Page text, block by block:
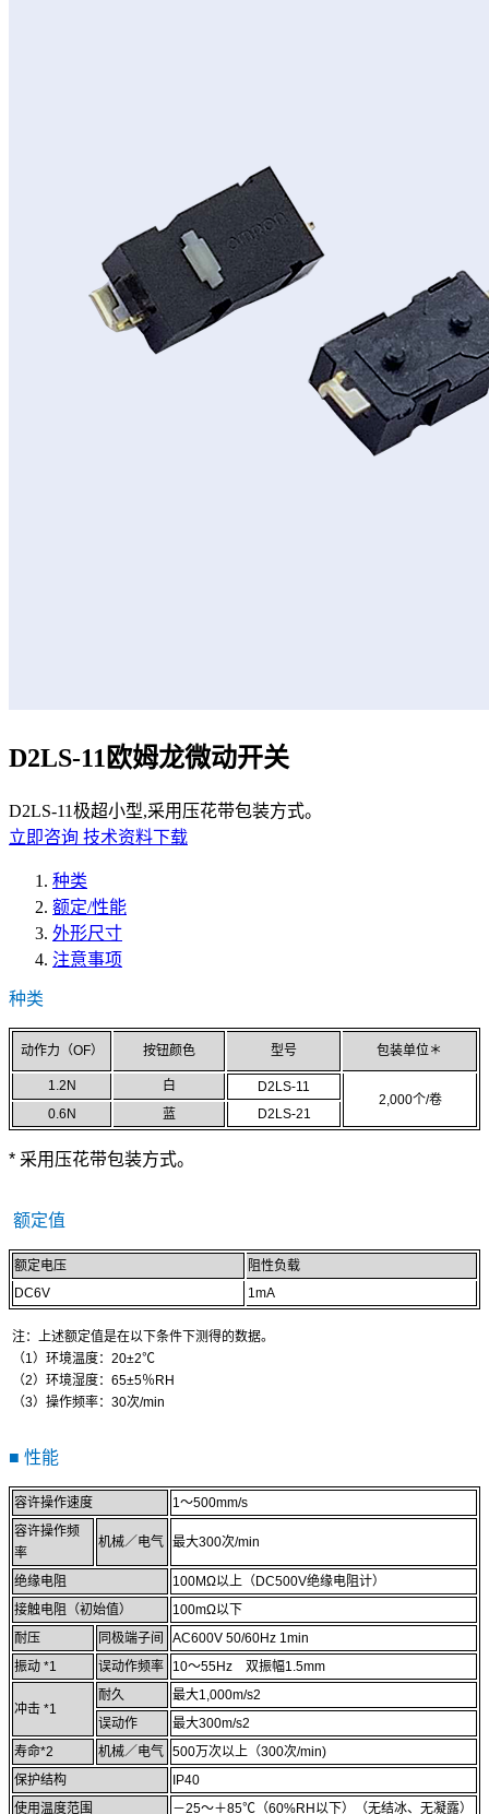
D2LS-11欧姆龙微动开关
D2LS-11极超小型,采用压花带包装方式。
立即咨询 技术资料下载
种类
额定/性能
外形尺寸
注意事项
种类
动作力（OF） 按钮颜色 型号 包装单位＊
1.2N 白
D2LS-11
2,000个/卷
0.6N
蓝 D2LS-21
* 采用压花带包装方式。
额定值
额定电压
阻性负载
DC6V
1mA
注：上述额定值是在以下条件下测得的数据。
（1）环境温度：20±2℃
（2）环境湿度：65±5％RH
（3）操作频率：30次/min
■ 性能
容许操作速度
1～500mm/s
容许操作频
率
机械／电气 最大300次/min
绝缘电阻
100MΩ以上（DC500V绝缘电阻计）
接触电阻（初始值）
100mΩ以下
耐压
同极端子间
AC600V 50/60Hz 1min
振动 *1
误动作频率 10～55Hz 双振幅1.5mm
冲击 *1
耐久
最大1,000m/s2
误动作
最大300m/s2
寿命*2
机械／电气 500万次以上（300次/min)
保护结构
IP40
使用温度范围
－25～＋85℃（60%RH以下）（无结冰、无凝露）